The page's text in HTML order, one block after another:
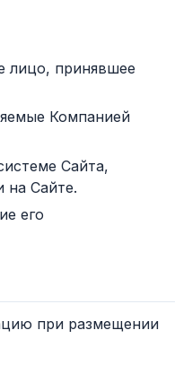
лицо, принявшее
Компанией
Сайта,
на Сайте.
его
при размещении